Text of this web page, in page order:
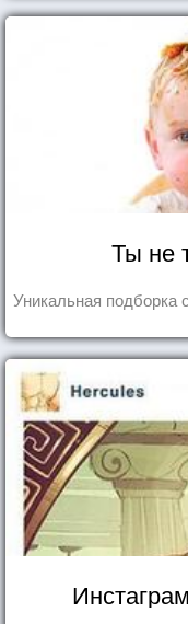
Ты не
Уникальная